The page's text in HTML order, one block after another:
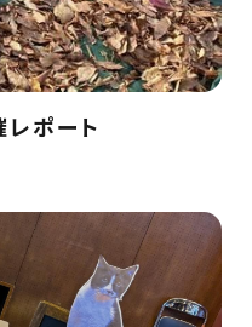
ポート